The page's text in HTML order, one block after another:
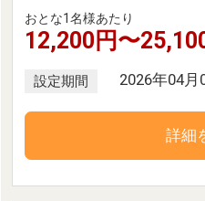
おとな1名様あたり
12,200円〜
設定期間 2026年04月
詳細